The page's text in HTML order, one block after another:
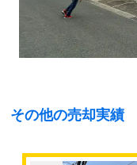
その他の売却実績